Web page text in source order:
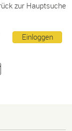
zur Hauptsuche
Einloggen